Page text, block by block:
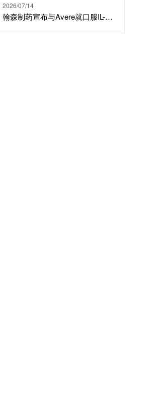
2026/07/14
翰森制药宣布与Avere就口服IL-23候选分子HS-20118达成许可合作及战略投资